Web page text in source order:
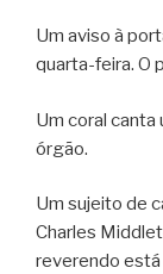
Um aviso à
quarta-feira. O
Um coral canta
órgão.
Um sujeito de
Charles
reverendo está